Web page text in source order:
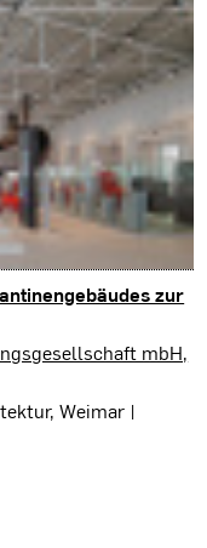
zur
mbH,
Weimar |